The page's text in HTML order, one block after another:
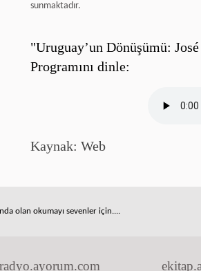
sunmaktadır.
"Uruguay’un Dönüşümü:
Programını dinle:
Kaynak: Web
olan okumayı sevenler için....